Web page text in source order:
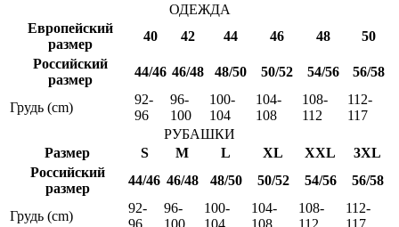
ОДЕЖДА
Европейский
размер
40 42 44 46 48
50
Российский
размер
44/46 46/48 48/50 50/52 54/56 56/58
Грудь (cm)
92-
96
96-
100
100-
104
104-
108
108-
112
112-
117
РУБАШКИ
Размер
S M L XL XXL
3XL
Российский
размер
44/46 46/48 48/50 50/52 54/56 56/58
Грудь (cm)
92-
96
96-
100
100-
104
104-
108
108-
112
112-
117